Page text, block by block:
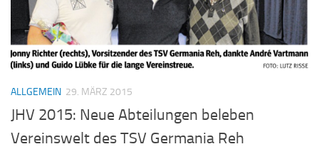
ALLGEMEIN 29. MÄRZ 2015
JHV 2015: Neue Abteilungen beleben
Vereinswelt des TSV Germania Reh